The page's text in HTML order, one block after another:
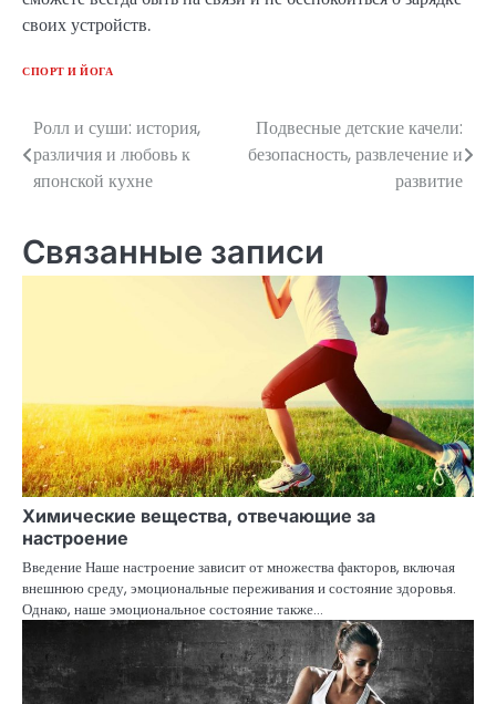
своих устройств.
СПОРТ И ЙОГА
Навигация
по
Ролл и суши: история,
различия и любовь к
японской кухне
Подвесные детские качели:
безопасность, развлечение и
развитие
Связанные записи
Химические вещества, отвечающие за
настроение
Введение Наше настроение зависит от множества факторов, включая
внешнюю среду, эмоциональные переживания и состояние здоровья.
Однако, наше эмоциональное состояние также…